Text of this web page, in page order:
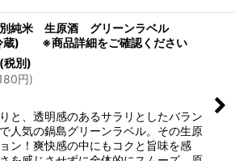
純米 生原酒 グリーンラベル
) ※商品詳細をご確認ください
(税別)
円)
と、透明感のあるサラリとしたバラン
人気の鍋島グリーンラベル。その生原
ン！爽快感の中にもコクと旨味を感